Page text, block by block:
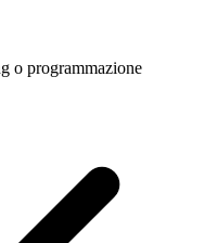
o programmazione